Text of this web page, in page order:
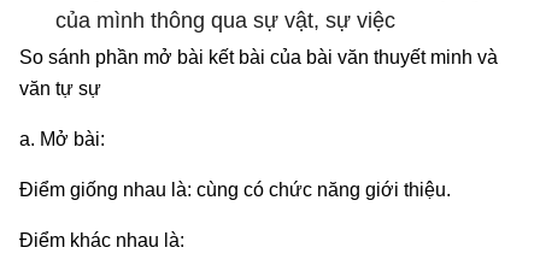
của mình thông qua sự vật, sự việc
So sánh phần mở bài kết bài của bài văn thuyết minh và
văn tự sự
a. Mở bài:
Điểm giống nhau là: cùng có chức năng giới thiệu.
Điểm khác nhau là: